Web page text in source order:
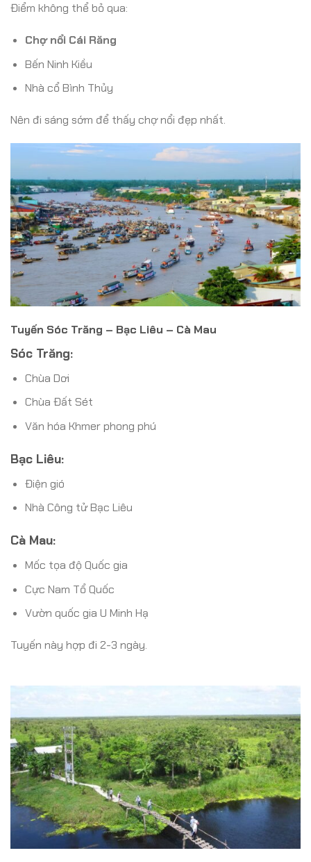
Điểm không thể bỏ qua:
Chợ nổi Cái Răng
Bến Ninh Kiều
Nhà cổ Bình Thủy
Nên đi sáng sớm để thấy chợ nổi đẹp nhất.
Tuyến Sóc Trăng – Bạc Liêu – Cà Mau
Sóc Trăng:
Chùa Dơi
Chùa Đất Sét
Văn hóa Khmer phong phú
Bạc Liêu:
Điện gió
Nhà Công tử Bạc Liêu
Cà Mau:
Mốc tọa độ Quốc gia
Cực Nam Tổ Quốc
Vườn quốc gia U Minh Hạ
Tuyến này hợp đi 2-3 ngày.